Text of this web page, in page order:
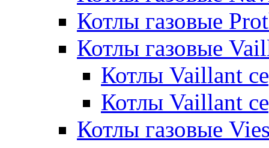
Котлы газовые
Котлы газовые
Котлы Vaillant
Котлы Vaillant
Котлы газовые